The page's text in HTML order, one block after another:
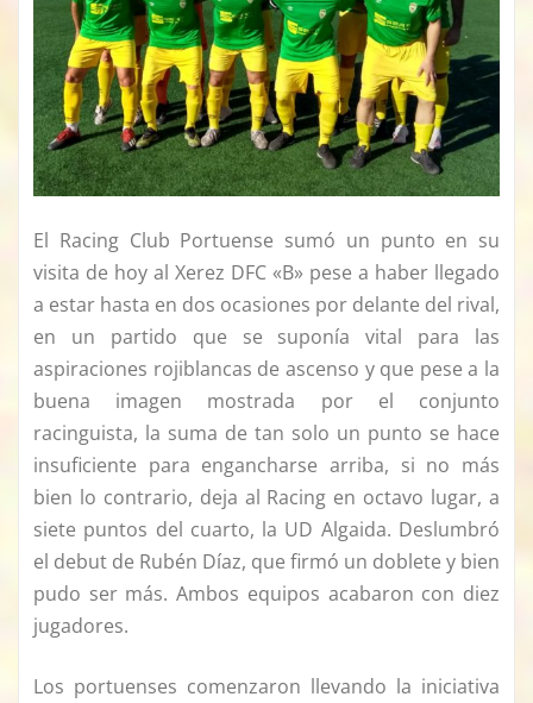
El Racing Club Portuense sumó un punto en su
visita de hoy al Xerez DFC «B» pese a haber llegado
a estar hasta en dos ocasiones por delante del rival,
en un partido que se suponía vital para las
aspiraciones rojiblancas de ascenso y que pese a la
buena imagen mostrada por el conjunto
racinguista, la suma de tan solo un punto se hace
insuficiente para engancharse arriba, si no más
bien lo contrario, deja al Racing en octavo lugar, a
siete puntos del cuarto, la UD Algaida. Deslumbró
el debut de Rubén Díaz, que firmó un doblete y bien
pudo ser más. Ambos equipos acabaron con diez
jugadores.
Los portuenses comenzaron llevando la iniciativa